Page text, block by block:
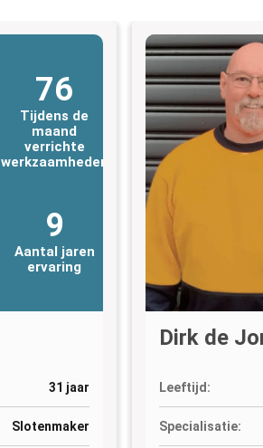
76
Tijdens de
maand
verrichte
werkzaamheden
9
Aantal jaren
ervaring
31 jaar
Slotenmaker
Dirk de
Leeftijd:
Specialisatie: